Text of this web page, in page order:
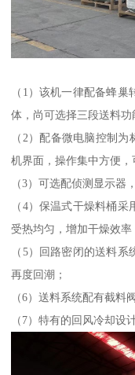
（1）该机一律配备蜂
体，尚可选择三段送料功
（2）配备微电脑控制
机界面，操作集中方便，
（3）可选配侦测显示器
（4）保温式干燥料桶
受热均匀，增加干燥效率
（5）回路密闭的送料
再度回潮；
（6）送料系统配有截料
（7）特有的回风冷却设